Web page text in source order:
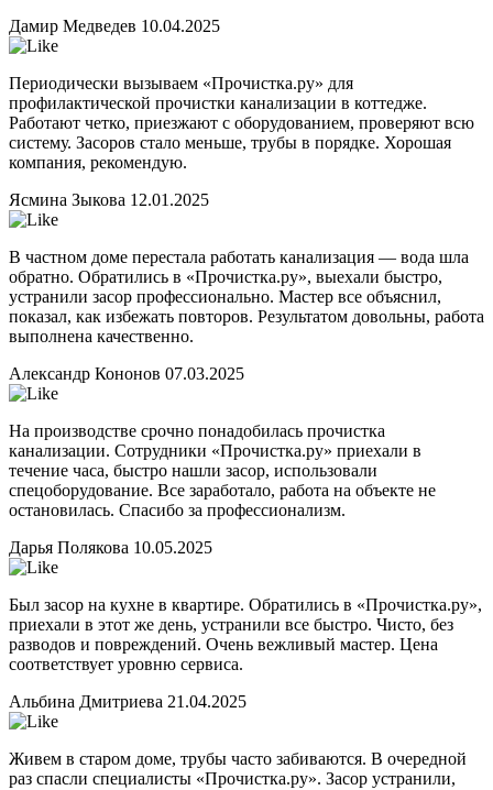
Дамир Медведев 10.04.2025
Периодически вызываем «Прочистка.ру» для
профилактической прочистки канализации в коттедже.
Работают четко, приезжают с оборудованием, проверяют всю
систему. Засоров стало меньше, трубы в порядке. Хорошая
компания, рекомендую.
Ясмина Зыкова 12.01.2025
В частном доме перестала работать канализация — вода шла
обратно. Обратились в «Прочистка.ру», выехали быстро,
устранили засор профессионально. Мастер все объяснил,
показал, как избежать повторов. Результатом довольны, работа
выполнена качественно.
Александр Кононов 07.03.2025
На производстве срочно понадобилась прочистка
канализации. Сотрудники «Прочистка.ру» приехали в
течение часа, быстро нашли засор, использовали
спецоборудование. Все заработало, работа на объекте не
остановилась. Спасибо за профессионализм.
Дарья Полякова 10.05.2025
Был засор на кухне в квартире. Обратились в «Прочистка.ру»,
приехали в этот же день, устранили все быстро. Чисто, без
разводов и повреждений. Очень вежливый мастер. Цена
соответствует уровню сервиса.
Альбина Дмитриева 21.04.2025
Живем в старом доме, трубы часто забиваются. В очередной
раз спасли специалисты «Прочистка.ру». Засор устранили,